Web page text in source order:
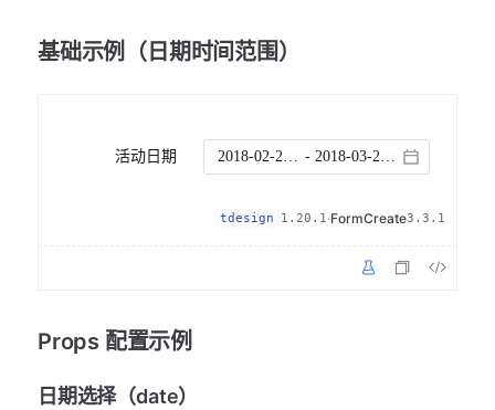
基础示例（日期时间范围）
tdesign 1.20.1·FormCreate3.3.1
活动日期 -
Props 配置示例
日期选择（date）